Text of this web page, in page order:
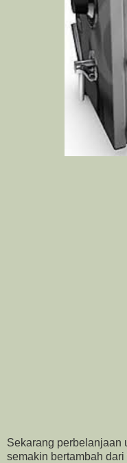
Sekarang perbelanjaan
semakin bertambah